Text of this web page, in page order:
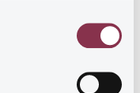
zu steigern oder zur